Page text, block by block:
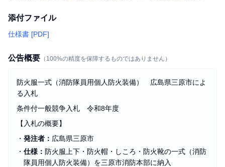
添付ファイル
仕様書 [PDF]
公告概要 （100%の精度を保障するものではありません）
防火服一式（消防隊員用個人防火装備） 広島県三原市によ
る入札
条件付一般競争入札 令和8年度
【入札の概要】
・ 発注者： 広島県三原市
・ 仕様： 防火服上下・防火帽・しころ・防火靴の一式（消防
隊員用個人防火装備）を三原市消防本部に納入